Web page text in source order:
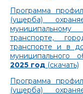
Программа
(ущерба)
транспорте,
транспорте и в
муниципального
2025 год (скачать)
Программа
(ущерба)